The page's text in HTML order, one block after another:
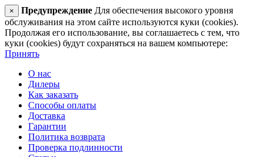
× Предупреждение Для обеспечения высокого уровня
обслуживания на этом сайте используются куки (cookies).
Продолжая его использование, вы соглашаетесь с тем, что
куки (cookies) будут сохраняться на вашем компьютере:
Принять
О нас
Дилеры
Как заказать
Способы оплаты
Доставка
Гарантии
Политика возврата
Проверка подлинности